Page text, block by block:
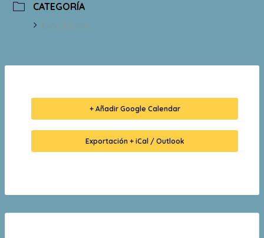
CATEGORÍA
Exposiciones
+ Añadir Google Calendar
Exportación + iCal / Outlook